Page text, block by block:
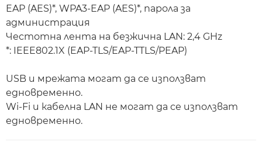
EAP (AES)*, WPA3-EAP (AES)*, парола за
администрация
Честотна лента на безжична LAN: 2,4 GHz
*: IEEE802.1X (EAP-TLS/EAP-TTLS/PEAP)
USB и мрежата могат да се използват
едновременно.
Wi-Fi и кабелна LAN не могат да се използват
едновременно.